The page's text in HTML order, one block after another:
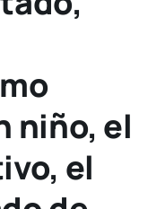
niño, el
el